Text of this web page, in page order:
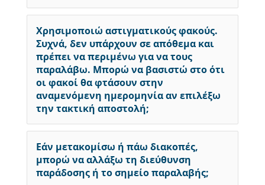
Χρησιμοποιώ αστιγματικούς φακούς.
Συχνά, δεν υπάρχουν σε απόθεμα και
πρέπει να περιμένω για να τους
παραλάβω. Μπορώ να βασιστώ στο ότι
οι φακοί θα φτάσουν στην
αναμενόμενη ημερομηνία αν επιλέξω
την τακτική αποστολή;
Εάν μετακομίσω ή πάω διακοπές,
μπορώ να αλλάξω τη διεύθυνση
παράδοσης ή το σημείο παραλαβής;